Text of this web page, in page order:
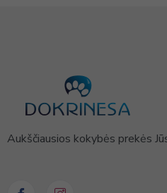
Aukščiausios kokybės prekės